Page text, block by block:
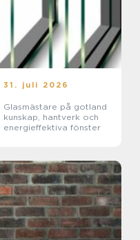
31. juli 2026
Glasmästare på gotland
kunskap, hantverk och
energieffektiva fönster